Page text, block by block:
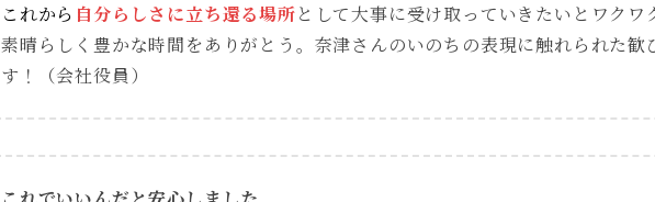
これから 自分らしさに立ち還る場所として大事に受け取っていきたいとワク
素晴らしく豊かな時間をありがとう。奈津さんのいのちの表現に触れられた歓
す！（会社役員）